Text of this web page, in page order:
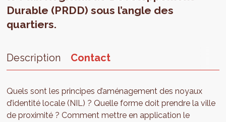
Durable (PRDD) sous l’angle des
quartiers.
Description Contact
Quels sont les principes d’aménagement des noyaux
d’identité locale (NIL) ? Quelle forme doit prendre la ville
de proximité ? Comment mettre en application le